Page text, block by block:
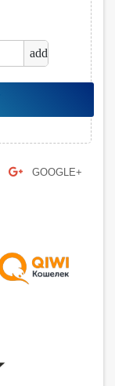
add
GOOGLE+